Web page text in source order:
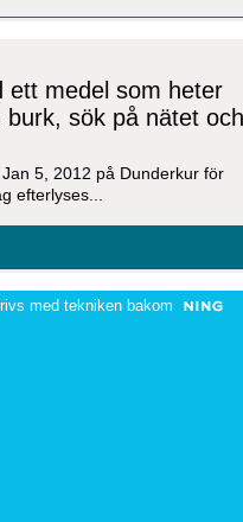
medel som heter
burk, sök på nätet och
5, 2012 på Dunderkur för
efterlyses...
med tekniken bakom